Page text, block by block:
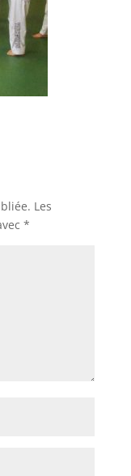
Les
*